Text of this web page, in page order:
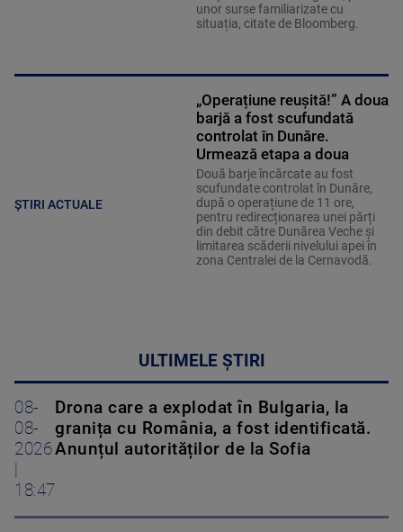
unor surse familiarizate cu
situația, citate de Bloomberg.
ȘTIRI ACTUALE
„Operațiune reușită!” A doua
barjă a fost scufundată
controlat în Dunăre.
Urmează etapa a doua
Două barje încărcate au fost
scufundate controlat în Dunăre,
după o operațiune de 11 ore,
pentru redirecționarea unei părți
din debit către Dunărea Veche și
limitarea scăderii nivelului apei în
zona Centralei de la Cernavodă.
ULTIMELE ȘTIRI
08-
08-
2026
18:47
Drona care a explodat în Bulgaria, la
granița cu România, a fost identificată.
Anunțul autorităților de la Sofia